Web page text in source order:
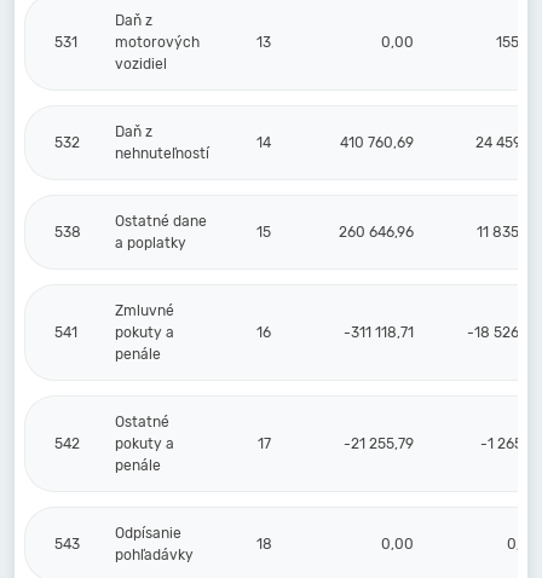
531
Daň z
motorových
vozidiel
13 0,00 155,36
532
Daň z
nehnuteľností
14 410 760,69 24 459,37
538
Ostatné dane
a poplatky
15 260 646,96 11 835,64
541
Zmluvné
pokuty a
penále
16 -311 118,71 -18 526,24
542
Ostatné
pokuty a
penále
17 -21 255,79 -1 265,71
543
Odpísanie
pohľadávky
18 0,00 0,00